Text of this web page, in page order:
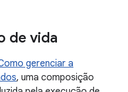
de vida
gerenciar a
, uma composição